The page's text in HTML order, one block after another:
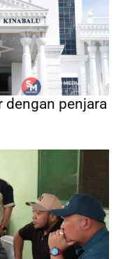
dengan penjara